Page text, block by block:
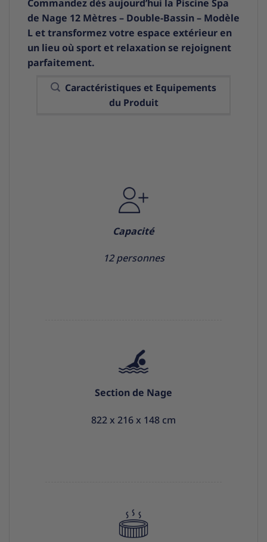
Commandez dès aujourd’hui la Piscine Spa
de Nage 12 Mètres – Double-Bassin – Modèle
L et transformez votre espace extérieur en
un lieu où sport et relaxation se rejoignent
parfaitement.
Caractéristiques et Equipements
du Produit
Capacité
12 personnes
Section de Nage
822 x 216 x 148 cm